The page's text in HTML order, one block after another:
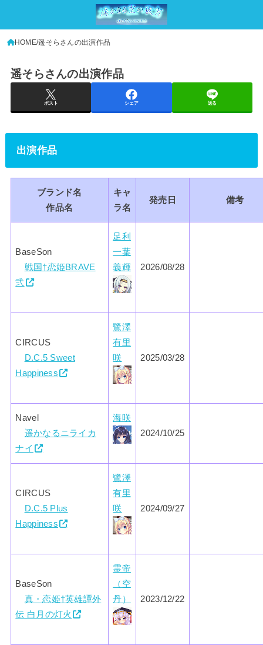
HOME 遥そらさんの出演作品
遥そらさんの出演作品
ポスト シェア 送る
出演作品
ブランド名
作品名
キャ
ラ名
発売日 備考
BaseSon
戦国†恋姫BRAVE
弐
足利
一葉
義輝
2026/08/28
CIRCUS
D.C.5 Sweet
Happiness
鷺澤
有里
咲
2025/03/28
Navel
遥かなるニライカ
ナイ
海咲
2024/10/25
CIRCUS
D.C.5 Plus
Happiness
鷺澤
有里
咲
2024/09/27
BaseSon
真・恋姫†英雄譚外
伝 白月の灯火
霊帝
（空
丹）
2023/12/22